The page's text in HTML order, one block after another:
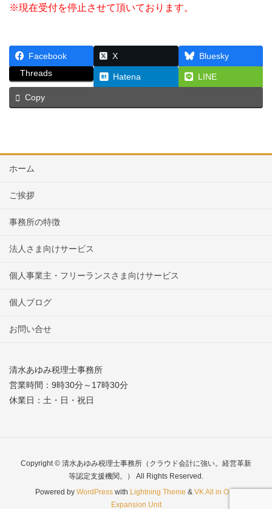
※現在受付を停止させて頂いております。
Facebook X
Bluesky
Threads
Hatena LINE
Copy
ホーム
ご挨拶
事務所の特徴
法人さま向けサービス
個人事業主・フリーランスさま向けサービス
個人ブログ
お問い合せ
清水あゆみ税理士事務所
営業時間：9時30分～17時30分
休業日：土・日・祝日
Copyright © 清水あゆみ税理士事務所（クラウド会計に強い。経営革新
等認定支援機関。） All Rights Reserved.
Powered by WordPresswith Lightning Theme & VK All in One
Expansion Unit